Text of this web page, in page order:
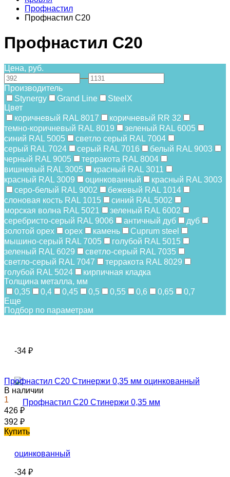
Профнастил
Профнастил С20
Профнастил С20
Цена, руб.
—
Производитель
Stynergy
Grand Line
SteelX
Цвет
коричневый RAL 8017
коричневый RR 32
темно-коричневый RAL 8019
зеленый RAL 6005
синий RAL 5005
светло серый RAL 7004
серый RAL 7024
серый RAL 7016
белый RAL 9003
черный RAL 9005
терракота RAL 8004
вишневый RAL 3005
красный RAL 3011
красный RAL 3009
оцинкованный
красный RAL 3003
серо-белый RAL 9002
бежевый RAL 1014
слоновая кость RAL 1015
синий RAL 5002
морская волна RAL 5021
зеленый RAL 6002
серебристо-серый RAL 9006
античный дуб
дуб
золотой орех
орех камень
Cuprum steel
мышино-серый RAL 7005
голубой RAL 5015
зеленый RAL 6029
светло-серый RAL 7035
светло-серый RAL 7047
терракота RAL 8029
голубой RAL 5024
кирпичная кладка
Толщина металла, мм
0,35
0,4 0,45 0,5 0,55 0,6 0,65
0,7
Еще
Подбор по параметрам
-34 ₽
Профнастил С20 Стинержи 0,35 мм оцинкованный
В наличии
1
426 ₽
392 ₽
Купить
-34 ₽